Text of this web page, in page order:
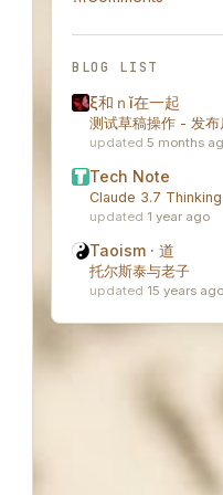
BLOG LIST
ξ和ｎǐ在一起
测试草稿操作 - 发布
5 months
Tech Note
Claude 3.7
1 year ago
Taoism · 道
托尔斯泰与老子
15 years ago